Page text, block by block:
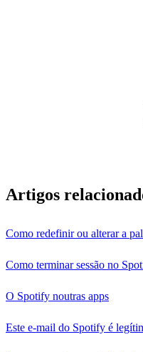
Artigos
Como redefinir ou alterar a
Como terminar sessão no
O Spotify noutras apps
Este e-mail do Spotify é